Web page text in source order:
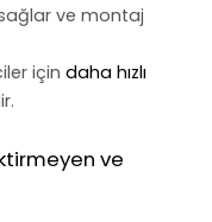
ve montaj
için daha hızlı
ve